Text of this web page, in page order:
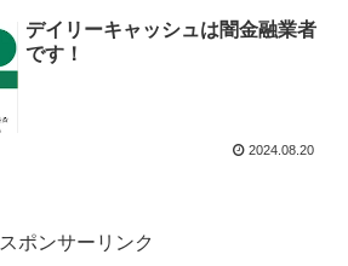
デイリーキャッシュは闇金融業者
です！
2024.08.20
スポンサーリンク